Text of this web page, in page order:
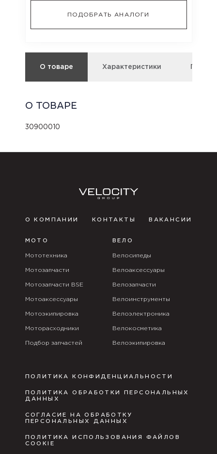
О товаре Характеристики
О ТОВАРЕ
30900010
ПОДОБРАТЬ АНАЛОГИ
О КОМПАНИИ КОНТАКТЫ ВАКАНСИИ
МОТО
Мототехника
Мотозапчасти
Мотозапчасти BSE
Мотоаксессуары
Мотоэкипировка
Моторасходники
Подбор запчастей
ВЕЛО
Велосипеды
Велоаксессуары
Велозапчасти
Велоинструменты
Велоэлектроника
Велокосметика
Велоэкипировка
ПОЛИТИКА КОНФИДЕНЦИАЛЬНОСТИ
ПОЛИТИКА ОБРАБОТКИ ПЕРСОНАЛЬНЫХ
ДАННЫХ
СОГЛАСИЕ НА ОБРАБОТКУ
ПЕРСОНАЛЬНЫХ ДАННЫХ
ПОЛИТИКА ИСПОЛЬЗОВАНИЯ ФАЙЛОВ
COOKIE